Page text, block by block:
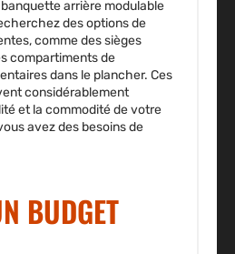
arrière modulable
des options de
comme des sièges
compartiments de
dans le plancher. Ces
considérablement
et la commodité de votre
avez des besoins de
BUDGET